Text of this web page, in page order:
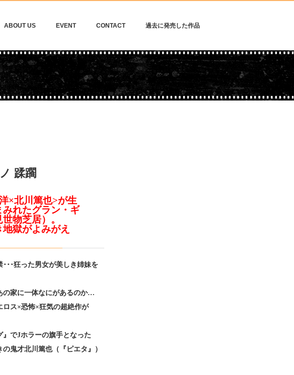
ABOUT US EVENT CONTACT 過去に発売した作品
蹂躙
×北川篤也>が生
れたグラン・ギ
物芝居）。
獄がよみがえ
狂った男女が美しき姉妹を
家に一体なにがあるのか…
ス×恐怖×狂気の超絶作が
でJホラーの旗手となった
鬼才北川篤也（『ピエタ』）